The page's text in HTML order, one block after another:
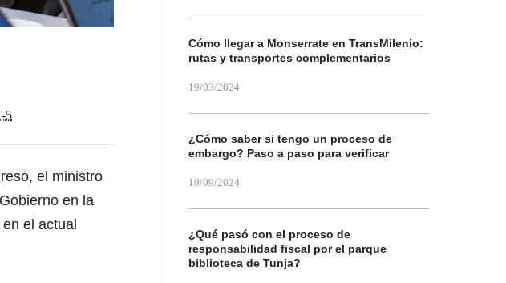
5
el ministro
en la
el actual
Cómo llegar a Monserrate en TransMilenio:
rutas y transportes complementarios
19/03/2024
¿Cómo saber si tengo un proceso de
embargo? Paso a paso para verificar
19/09/2024
¿Qué pasó con el proceso de
responsabilidad fiscal por el parque
biblioteca de Tunja?